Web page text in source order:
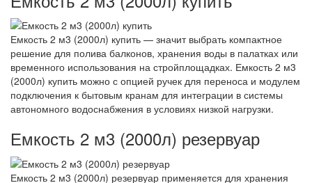
Емкость 2 м3 (2000л) купить — значит выбрать компактное
решение для полива балконов, хранения воды в палатках или
временного использования на стройплощадках. Емкость 2 м3
(2000л) купить можно с опцией ручек для переноса и модулем
подключения к бытовым кранам для интеграции в системы
автономного водоснабжения в условиях низкой нагрузки.
Емкость 2 м3 (2000л) резервуар
Емкость 2 м3 (2000л) резервуар применяется для хранения